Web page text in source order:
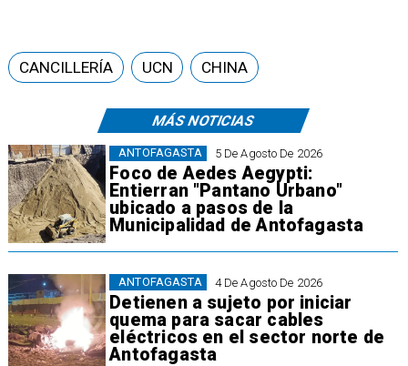
MÁS NOTICIAS
5 De Agosto De 2026
Foco de Aedes Aegypti:
Entierran "Pantano Urbano"
ubicado a pasos de la
Municipalidad de Antofagasta
ANTOFAGASTA
4 De Agosto De 2026
Detienen a sujeto por iniciar
quema para sacar cables
eléctricos en el sector norte de
Antofagasta
ANTOFAGASTA
CANCILLERÍA UCN CHINA